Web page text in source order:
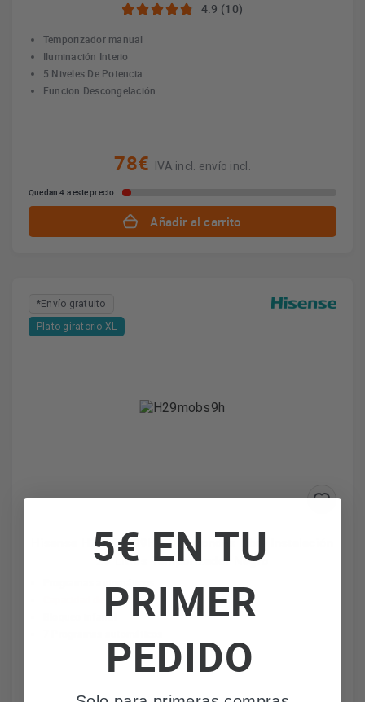
4.9 (10)
Temporizador manual
Iluminación Interio
5 Niveles De Potencia
Funcion Descongelación
78€ IVA incl. envío incl.
Quedan 4 a este precio
Añadir al carrito
*Envío gratuito
Plato giratorio XL
Hisense H29MOBS9H - Microondas Libre Instalación
29 Litros Temporizador Negro
Capacidad de 29 Litros
Bloqueo infantil
5€ EN TU
PRIMER
PEDIDO